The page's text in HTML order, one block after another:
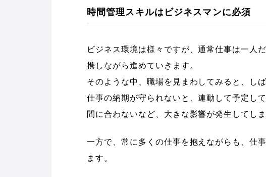
時間管理スキルはビジネスマンに必須
ビジネス環境は様々ですが、通常仕事は一人
携しながら進めていきます。
そのような中、職場を見まわしてみると、し
仕事の納期が守られないと、連動して予定し
間に合わないなど、大きな影響が発生してし
一方で、常に多くの仕事を抱えながらも、仕
ます。